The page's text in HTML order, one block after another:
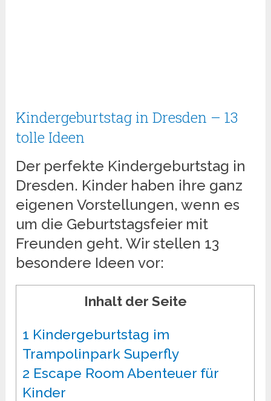
Kindergeburtstag in Dresden – 13
tolle Ideen
Der perfekte Kindergeburtstag in
Dresden. Kinder haben ihre ganz
eigenen Vorstellungen, wenn es
um die Geburtstagsfeier mit
Freunden geht. Wir stellen 13
besondere Ideen vor:
Inhalt der Seite
1 Kindergeburtstag im
Trampolinpark Superfly
2 Escape Room Abenteuer für
Kinder